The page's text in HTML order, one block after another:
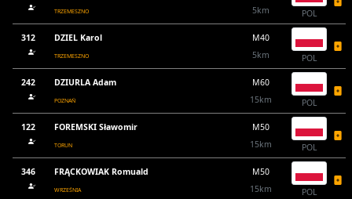
TRZEMESZNO
5km
POL
312 DZIEL Karol
TRZEMESZNO
M40
5km
POL
242 DZIURLA Adam
POZNAŃ
M60
15km
POL
122 FOREMSKI Sławomir
TORUN
M50
15km
POL
346 FRĄCKOWIAK Romuald
WRZEŚNIA
M50
15km
POL